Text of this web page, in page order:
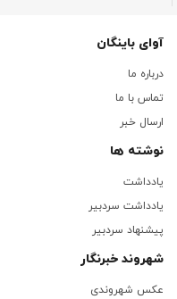
آوای باینگان
درباره ما
تماس با ما
ارسال خبر
نوشته ها
یادداشت
یادداشت سردبیر
پیشنهاد سردبیر
شهروند خبرنگار
عکس شهروندی